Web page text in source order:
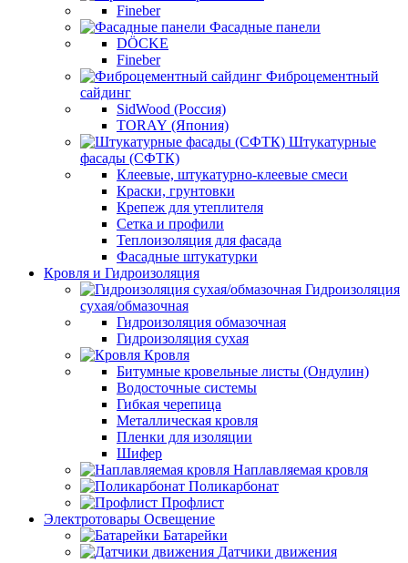
Fineber
Фасадные панели
DÖCKE
Fineber
Фиброцементный
сайдинг
SidWood (Россия)
TORAY (Япония)
Штукатурные
фасады (СФТК)
Клеевые, штукатурно-клеевые смеси
Краски, грунтовки
Крепеж для утеплителя
Сетка и профили
Теплоизоляция для фасада
Фасадные штукатурки
Кровля и Гидроизоляция
Гидроизоляция
сухая/обмазочная
Гидроизоляция обмазочная
Гидроизоляция сухая
Кровля
Битумные кровельные листы (Ондулин)
Водосточные системы
Гибкая черепица
Металлическая кровля
Пленки для изоляции
Шифер
Наплавляемая кровля
Поликарбонат
Профлист
Электротовары Освещение
Батарейки
Датчики движения